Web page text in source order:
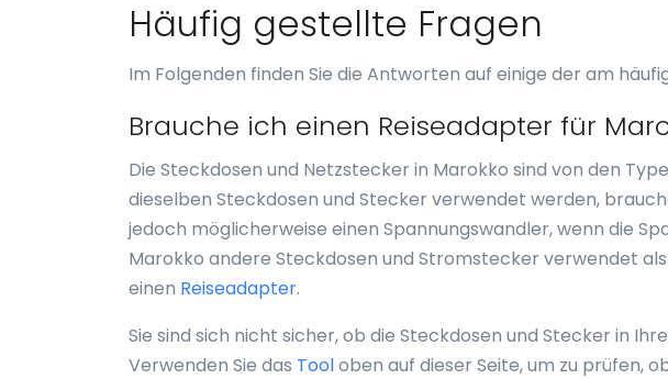
Häufig gestellte Fragen
Im Folgenden finden Sie die Antworten auf einige der am
Brauche ich einen Reiseadapter für
Die Steckdosen und Netzstecker in Marokko sind von den
dieselben Steckdosen und Stecker verwendet werden,
jedoch möglicherweise einen Spannungswandler, wenn die
Marokko andere Steckdosen und Stromstecker verwendet
einen Reiseadapter.
Sie sind sich nicht sicher, ob die Steckdosen und Stecker in
Verwenden Sie das Tooloben auf dieser Seite, um zu prüfen,